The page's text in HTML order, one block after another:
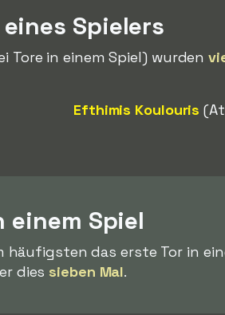
Spielers
Tore in einem Spiel) wurden
Efthimis Koulouris
einem Spiel
häufigsten das erste Tor in
dies sieben Mal.